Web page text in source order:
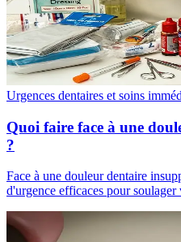
Urgences dentaires et soins
Quoi faire face à une
?
Face à une douleur dentaire
d'urgence efficaces pour